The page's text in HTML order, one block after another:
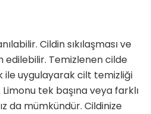
Cildin sıkılaşması ve
Temizlenen cilde
ile uygulayarak cilt temizliği
tek başına veya farklı
da mümkündür. Cildinize